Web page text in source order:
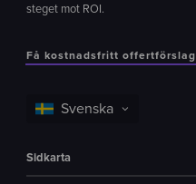
steget mot ROI.
Få kostnadsfritt offertförslag
Sidkarta